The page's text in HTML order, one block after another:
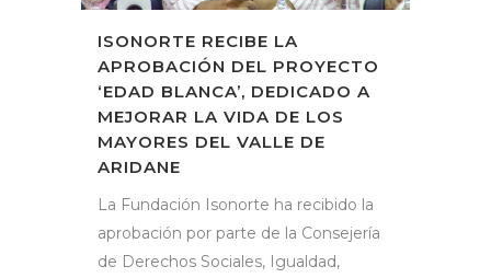
ISONORTE RECIBE LA
APROBACIÓN DEL PROYECTO
‘EDAD BLANCA’, DEDICADO A
MEJORAR LA VIDA DE LOS
MAYORES DEL VALLE DE
ARIDANE
La Fundación Isonorte ha recibido la
aprobación por parte de la Consejería
de Derechos Sociales, Igualdad,